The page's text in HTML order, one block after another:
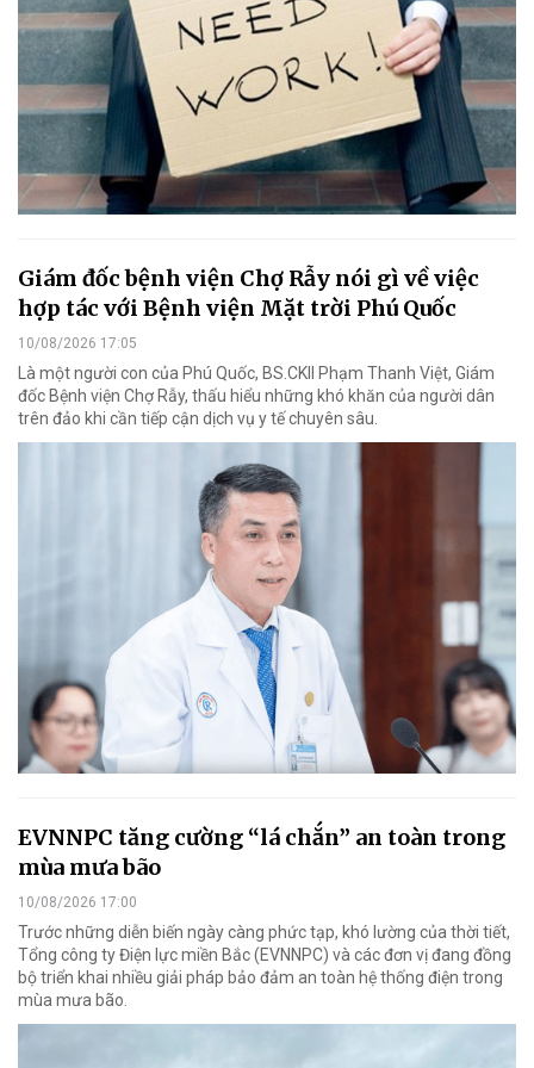
Giám đốc bệnh viện Chợ Rẫy nói gì về việc
hợp tác với Bệnh viện Mặt trời Phú Quốc
10/08/2026 17:05
Là một người con của Phú Quốc, BS.CKII Phạm Thanh Việt, Giám
đốc Bệnh viện Chợ Rẫy, thấu hiểu những khó khăn của người dân
trên đảo khi cần tiếp cận dịch vụ y tế chuyên sâu.
EVNNPC tăng cường “lá chắn” an toàn trong
mùa mưa bão
10/08/2026 17:00
Trước những diễn biến ngày càng phức tạp, khó lường của thời tiết,
Tổng công ty Điện lực miền Bắc (EVNNPC) và các đơn vị đang đồng
bộ triển khai nhiều giải pháp bảo đảm an toàn hệ thống điện trong
mùa mưa bão.